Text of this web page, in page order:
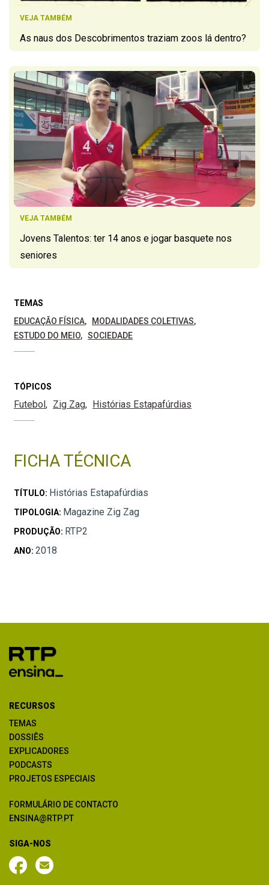
VEJA TAMBÉM
As naus dos Descobrimentos traziam zoos lá dentro?
VEJA TAMBÉM
Jovens Talentos: ter 14 anos e jogar basquete nos
seniores
TEMAS
EDUCAÇÃO FÍSICA
MODALIDADES COLETIVAS
ESTUDO DO MEIO
SOCIEDADE
TÓPICOS
Futebol Zig Zag Histórias Estapafúrdias
FICHA TÉCNICA
TÍTULO: Histórias Estapafúrdias
TIPOLOGIA: Magazine Zig Zag
PRODUÇÃO: RTP2
ANO: 2018
RECURSOS
TEMAS
DOSSIÊS
EXPLICADORES
PODCASTS
PROJETOS ESPECIAIS
FORMULÁRIO DE CONTACTO
ENSINA@RTP.PT
SIGA-NOS